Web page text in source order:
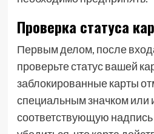
Проверка статуса
Первым делом, после
проверьте статус вашей
заблокированные карты
специальным значком или
соответствующую